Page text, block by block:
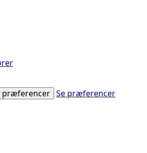
præferencer Se præferencer